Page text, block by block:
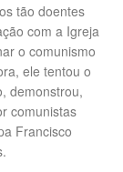
tão doentes
com a Igreja
o comunismo
ele tentou o
demonstrou,
comunistas
Francisco